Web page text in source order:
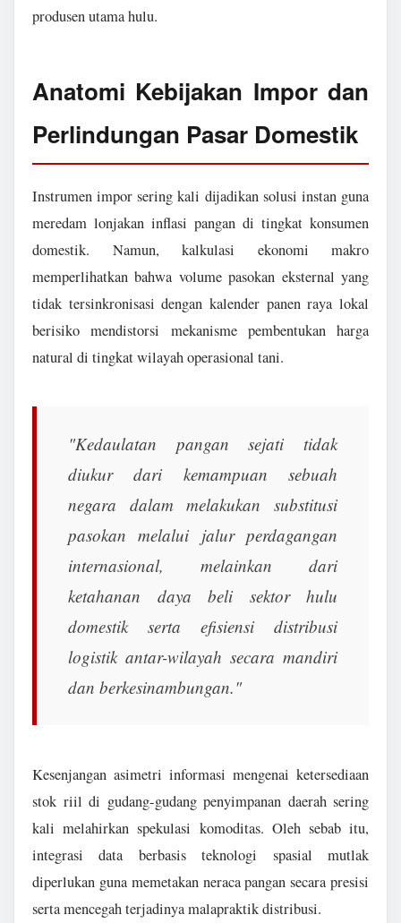
produsen utama hulu.
Anatomi Kebijakan Impor dan
Perlindungan Pasar Domestik
Instrumen impor sering kali dijadikan solusi instan guna
meredam lonjakan inflasi pangan di tingkat konsumen
domestik. Namun, kalkulasi ekonomi makro
memperlihatkan bahwa volume pasokan eksternal yang
tidak tersinkronisasi dengan kalender panen raya lokal
berisiko mendistorsi mekanisme pembentukan harga
natural di tingkat wilayah operasional tani.
"Kedaulatan pangan sejati tidak
diukur dari kemampuan sebuah
negara dalam melakukan substitusi
pasokan melalui jalur perdagangan
internasional, melainkan dari
ketahanan daya beli sektor hulu
domestik serta efisiensi distribusi
logistik antar-wilayah secara mandiri
dan berkesinambungan."
Kesenjangan asimetri informasi mengenai ketersediaan
stok riil di gudang-gudang penyimpanan daerah sering
kali melahirkan spekulasi komoditas. Oleh sebab itu,
integrasi data berbasis teknologi spasial mutlak
diperlukan guna memetakan neraca pangan secara presisi
serta mencegah terjadinya malapraktik distribusi.